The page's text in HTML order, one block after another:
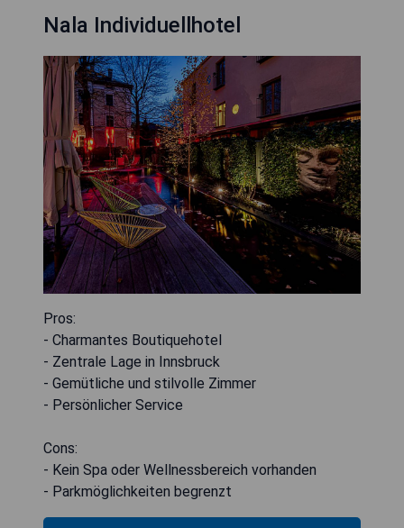
Nala Individuellhotel
Pros:
- Charmantes Boutiquehotel
- Zentrale Lage in Innsbruck
- Gemütliche und stilvolle Zimmer
- Persönlicher Service
Cons:
- Kein Spa oder Wellnessbereich vorhanden
- Parkmöglichkeiten begrenzt